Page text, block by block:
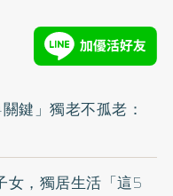
鍵」獨老不孤老：
女，獨居生活「這5